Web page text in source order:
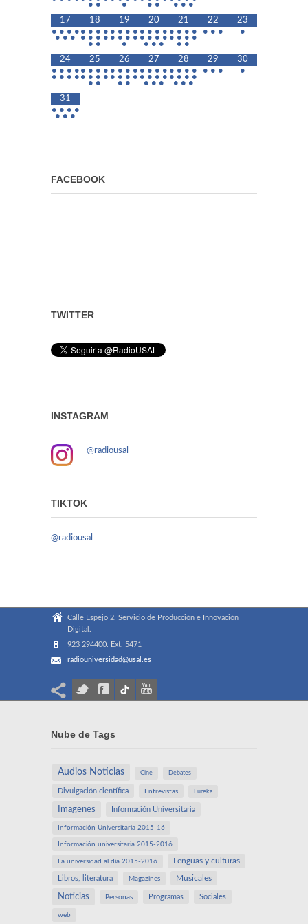
• • • • • • • •
17
• • • •
• • •
18
• • • •
• • • •
• •
19
• • • •
• • • •
•
20
• • • •
• • • •
• • •
21
• • • •
• • • •
• •
22
• • •
23
•
24
• • • •
• • • •
25
• • • •
• • • •
• •
26
• • • •
• • • •
• •
27
• • • •
• • • •
• • •
28
• • • •
• • • •
• • •
29
• • •
30
•
31
• • • •
• • •
FACEBOOK
TWITTER
INSTAGRAM
@radiousal
TIKTOK
@radiousal
Calle Espejo 2. Servicio de Producción e Innovación
Digital.
923 294400. Ext. 5471
radiouniversidad@usal.es
Nube de Tags
Audios Noticias Cine Debates
Divulgación científica Entrevistas Eureka
Imagenes Información Universitaria
Información Universitaria 2015-16
Información universitaria 2015-2016
La universidad al día 2015-2016 Lenguas y culturas
Libros, literatura Magazines Musicales
Noticias Personas Programas Sociales
web